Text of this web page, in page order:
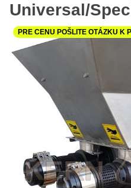
Universal/
PRE CENU POŠLITE OTÁZKU K